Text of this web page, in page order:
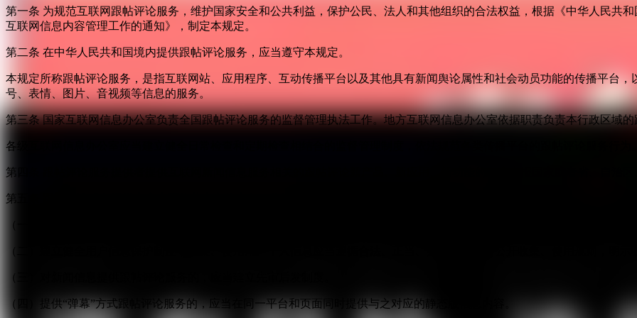
第一条 为规范互联网跟帖评论服务，维护国家安全和公共利益，保护公民、法人和其他组织的合法权益，根据《中华人民共
互联网信息内容管理工作的通知》，制定本规定。
第二条 在中华人民共和国境内提供跟帖评论服务，应当遵守本规定。
本规定所称跟帖评论服务，是指互联网站、应用程序、互动传播平台以及其他具有新闻舆论属性和社会动员功能的传播平台
号、表情、图片、音视频等信息的服务。
第三条 国家互联网信息办公室负责全国跟帖评论服务的监督管理执法工作。地方互联网信息办公室依据职责负责本行政区域
各级互联网信息办公室应当建立健全日常检查和定期检查相结合的监督管理制度，依法规范各类传播平台的跟帖评论服务行为
第四条 跟帖评论服务提供者提供互联网新闻信息服务相关的跟帖评论新产品、新应用、新功能的，应当报国家或者省、自治
第五条 跟帖评论服务提供者应当严格落实主体责任，依法履行以下义务：
（一）按照“后台实名、前台自愿”原则，对注册用户进行真实身份信息认证，不得向未认证真实身份信息的用户提供跟帖评论
（二）建立健全用户信息保护制度，收集、使用用户个人信息应当遵循合法、正当、必要的原则，公开收集、使用规则，明
（三）对新闻信息提供跟帖评论服务的，应当建立先审后发制度。
（四）提供“弹幕”方式跟帖评论服务的，应当在同一平台和页面同时提供与之对应的静态版信息内容。